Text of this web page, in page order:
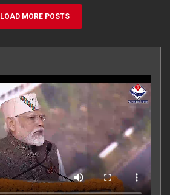
LOAD MORE POSTS